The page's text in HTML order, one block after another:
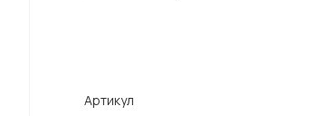
Артикул